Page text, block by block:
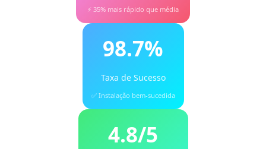
⚡ 35% mais rápido que média
98.7%
Taxa de Sucesso
✅ Instalação bem-sucedida
4.8/5